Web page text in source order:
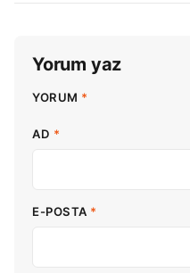
Yorum yaz
YORUM *
AD *
E-POSTA *